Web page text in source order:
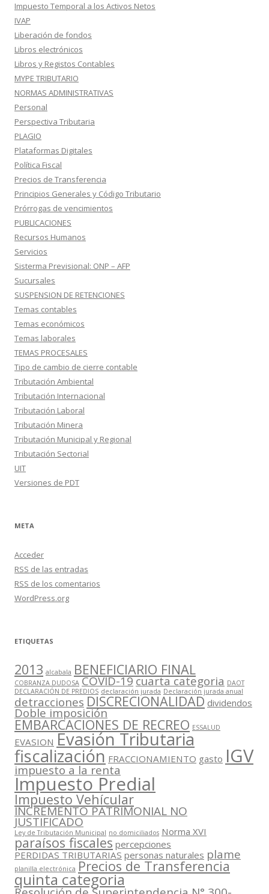
Impuesto Temporal a los Activos Netos
IVAP
Liberación de fondos
Libros electrónicos
Libros y Registos Contables
MYPE TRIBUTARIO
NORMAS ADMINISTRATIVAS
Personal
Perspectiva Tributaria
PLAGIO
Plataformas Digitales
Política Fiscal
Precios de Transferencia
Principios Generales y Código Tributario
Prórrogas de vencimientos
PUBLICACIONES
Recursos Humanos
Servicios
Sisterma Previsional: ONP – AFP
Sucursales
SUSPENSION DE RETENCIONES
Temas contables
Temas económicos
Temas laborales
TEMAS PROCESALES
Tipo de cambio de cierre contable
Tributación Ambiental
Tributación Internacional
Tributación Laboral
Tributación Minera
Tributación Municipal y Regional
Tributación Sectorial
UIT
Versiones de PDT
META
Acceder
RSS de las entradas
RSS de los comentarios
WordPress.org
ETIQUETAS
2013 alcabala BENEFICIARIO FINAL
COBRANZA DUDOSA COVID-19cuarta categoria DAOT
DECLARACIÓN DE PREDIOS declaración jurada Declaración jurada anual
detracciones DISCRECIONALIDAD dividendos
Doble imposición
EMBARCACIONES DE RECREO ESSALUD
EVASION Evasión Tributaria
fiscalización FRACCIONAMIENTO gasto IGV
impuesto a la renta
Impuesto Predial
Impuesto Vehícular
INCREMENTO PATRIMONIAL NO
JUSTIFICADO
Ley de Tributación Municipal no domiciliados Norma XVI
paraísos fiscales percepciones
PERDIDAS TRIBUTARIAS personas naturales plame
planilla electrónica Precios de Transferencia
quinta categoria